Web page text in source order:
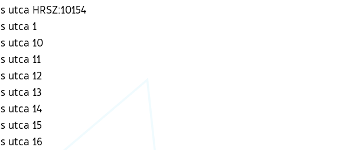
utca HRSZ:10154
utca 1
utca 10
utca 11
utca 12
utca 13
utca 14
utca 15
utca 16